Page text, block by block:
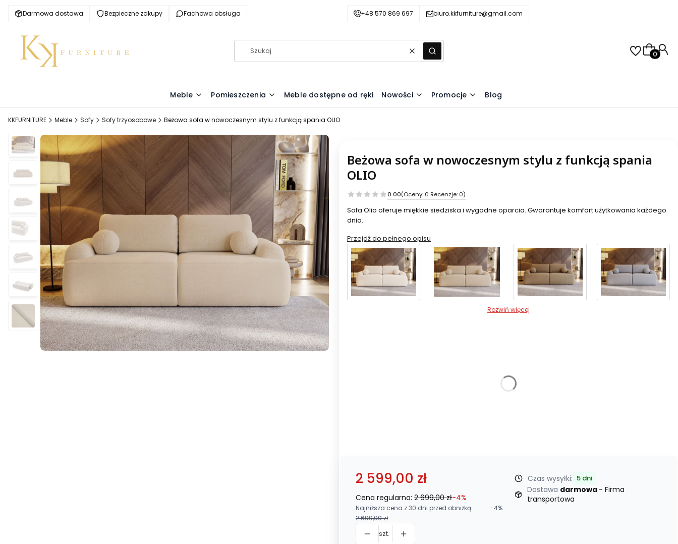
Darmowa dostawa Bezpieczne zakupy Fachowa obsługa +48 570 869 697 biuro.kkfurniture@gmail.com
WyczyśćSzukaj
Produkty
Meble Pomieszczenia Meble dostępne od ręki Nowości Promocje Blog
KKFURNITURE Meble Sofy Sofy trzyosobowe Beżowa sofa w nowoczesnym stylu z funkcją spania OLIO
Beżowa sofa w nowoczesnym stylu z funkcją spania
OLIO
0.00(Oceny: 0 Recenzje: 0)
Sofa Olio oferuje miękkie siedziska i wygodne oparcia. Gwarantuje komfort użytkowania każdego
dnia.
Przejdź do pełnego opisu
Rozwiń więcej
2 599,00 zł
Cena regularna: 2 699,00 zł-4%
Najniższa cena z 30 dni przed obniżką:
2 699,00 zł
-4%
szt.
Czas wysyłki: 5 dni
Dostawa darmowa - Firma
transportowa